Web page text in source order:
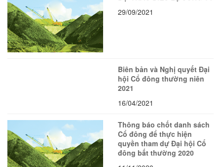
29/09/2021
Biên bản và Nghị quyết Đại
hội Cổ đông thường niên
2021
16/04/2021
Thông báo chốt danh sách
Cổ đông để thực hiện
quyền tham dự Đại hội Cổ
đông bất thường 2020